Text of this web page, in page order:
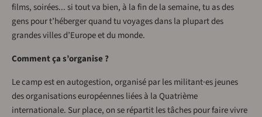
films, soirées... si tout va bien, à la fin de la semaine, tu as des
gens pour t’héberger quand tu voyages dans la plupart des
grandes villes d’Europe et du monde.
Comment ça s’organise ?
Le camp est en autogestion, organisé par les militant·es jeunes
des organisations européennes liées à la Quatrième
internationale. Sur place, on se répartit les tâches pour faire vivre